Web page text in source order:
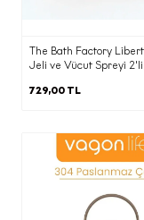
The Bath Factory
Jeli ve Vücut Spreyi
729,00 TL
Yetkili
ve
Elektronik